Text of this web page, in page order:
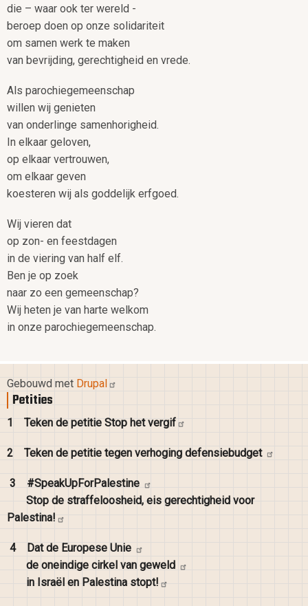
die – waar ook ter wereld -
beroep doen op onze solidariteit
om samen werk te maken
van bevrijding, gerechtigheid en vrede.
Als parochiegemeenschap
willen wij genieten
van onderlinge samenhorigheid.
In elkaar geloven,
op elkaar vertrouwen,
om elkaar geven
koesteren wij als goddelijk erfgoed.
Wij vieren dat
op zon- en feestdagen
in de viering van half elf.
Ben je op zoek
naar zo een gemeenschap?
Wij heten je van harte welkom
in onze parochiegemeenschap.
Gebouwd met Drupal
Petities
1 Teken de petitie Stop hetvergif
2 Teken de petitie tegen verhoging defensiebudget
3
#SpeakUpForPalestine
Stop de straffeloosheid, eis gerechtigheid voor
Palestina!
4 Dat de Europese Unie
de oneindige cirkel van geweld
in Israël en Palestina stopt!